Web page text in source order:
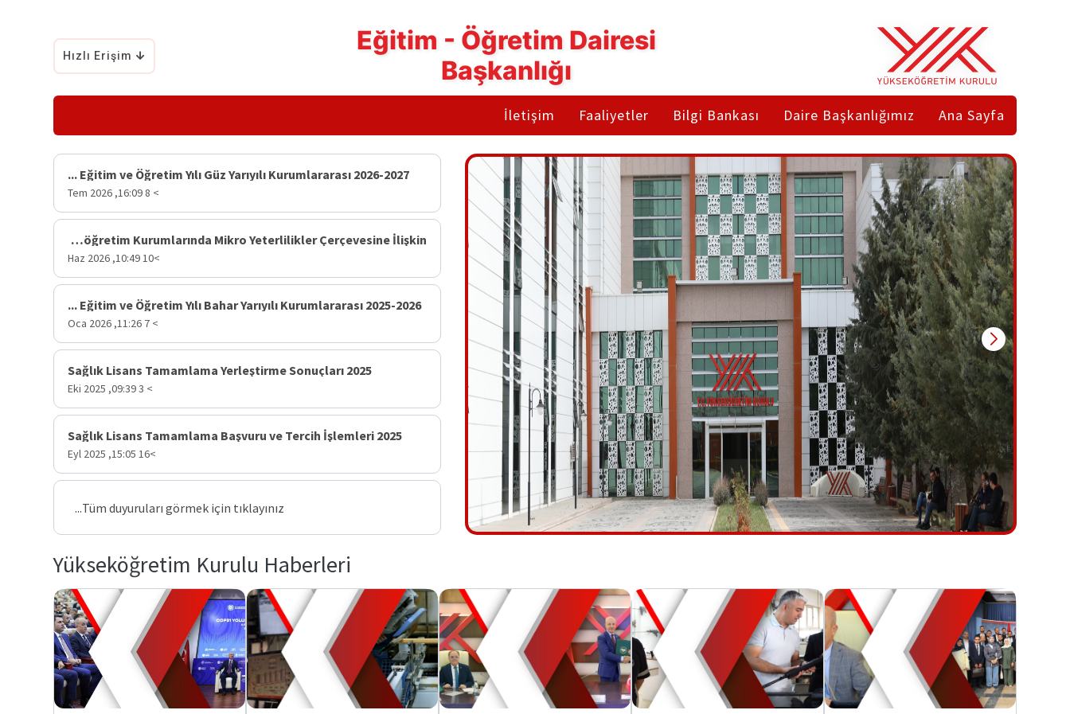
Eğitim - Öğretim Dairesi
Başkanlığı
Hızlı Erişim
Ana Sayfa
Daire Başkanlığımız
Bilgi Bankası
Faaliyetler
İletişim
2026-2027 Eğitim ve Öğretim Yılı Güz Yarıyılı Kurumlararası ...
> 8 Tem 2026 ,16:09
Yükseköğretim Kurumlarında Mikro Yeterlilikler Çerçevesine İlişkin ...
>10 Haz 2026 ,10:49
2025-2026 Eğitim ve Öğretim Yılı Bahar Yarıyılı Kurumlararası ...
> 7 Oca 2026 ,11:26
2025 Sağlık Lisans Tamamlama Yerleştirme Sonuçları
> 3 Eki 2025 ,09:39
2025 Sağlık Lisans Tamamlama Başvuru ve Tercih İşlemleri
>16 Eyl 2025 ,15:05
Tüm duyuruları görmek için tıklayınız...
Yükseköğretim Kurulu Haberleri